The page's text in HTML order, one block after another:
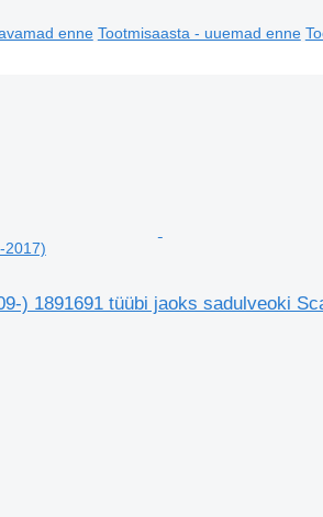
enne Tootmisaasta - uuemad enne
2017)
) 1891691 tüübi jaoks sadulveoki